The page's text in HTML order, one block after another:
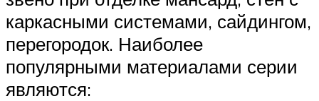
каркасными системами, сайдингом,
перегородок. Наиболее
популярными материалами серии
являются: